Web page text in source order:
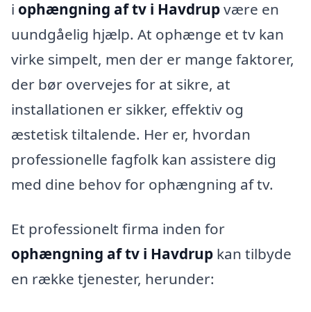
i ophængning af tv i Havdrupvære en
uundgåelig hjælp. At ophænge et tv kan
virke simpelt, men der er mange faktorer,
der bør overvejes for at sikre, at
installationen er sikker, effektiv og
æstetisk tiltalende. Her er, hvordan
professionelle fagfolk kan assistere dig
med dine behov for ophængning af tv.
Et professionelt firma inden for
ophængning af tv i Havdrup kan tilbyde
en række tjenester, herunder: